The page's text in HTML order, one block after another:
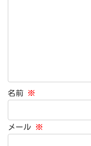
名前 ※
メール ※